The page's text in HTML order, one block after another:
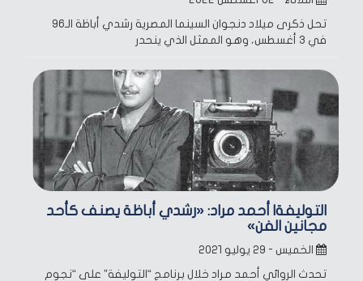
تحل ذكرى ميلاد دنجوان السينما المصرية رشدي أباظة الـ96
في 3 أغسطس، وهو الممثل الذي ينحدر
التوليفة| أحمد مراد: «رشدي أباظة يصنف كأحد
مجانين الفن»
الخميس - ٢٩ يوليو ٢٠٢١
تحدث الروائي أحمد مراد خلال برنامج “التوليفة” على “نجوم